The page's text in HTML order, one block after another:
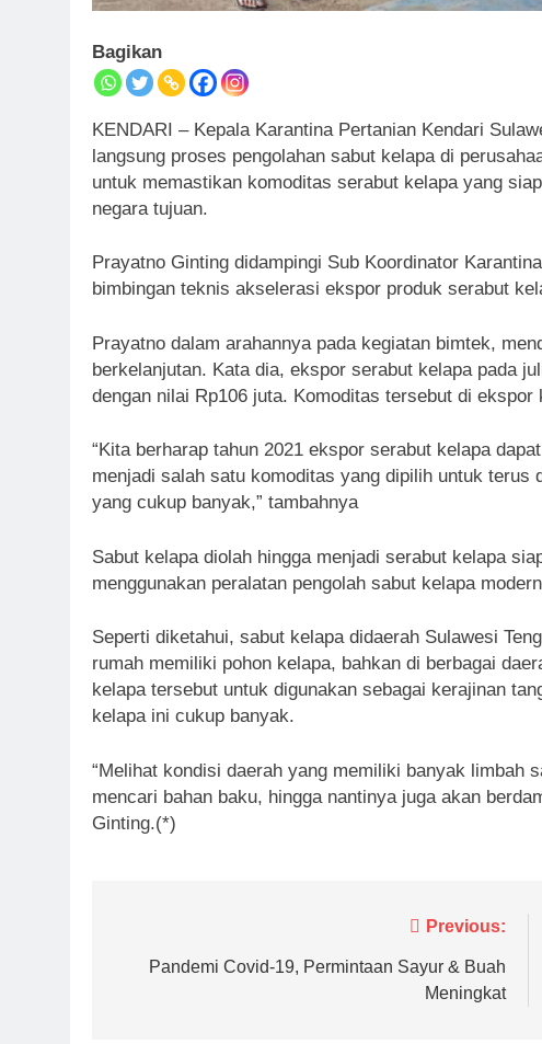
Bagikan
KENDARI – Kepala Karantina Pertanian Kendari
langsung proses pengolahan sabut kelapa di
untuk memastikan komoditas serabut kelapa yang
negara tujuan.
Prayatno Ginting didampingi Sub Koordinator
bimbingan teknis akselerasi ekspor produk serabut
Prayatno dalam arahannya pada kegiatan bimtek,
berkelanjutan. Kata dia, ekspor serabut kelapa pada
dengan nilai Rp106 juta. Komoditas tersebut di ekspor
“Kita berharap tahun 2021 ekspor serabut kelapa
menjadi salah satu komoditas yang dipilih untuk
yang cukup banyak,” tambahnya
Sabut kelapa diolah hingga menjadi serabut kelapa
menggunakan peralatan pengolah sabut kelapa modern
Seperti diketahui, sabut kelapa didaerah Sulawesi
rumah memiliki pohon kelapa, bahkan di berbagai
kelapa tersebut untuk digunakan sebagai kerajinan
kelapa ini cukup banyak.
“Melihat kondisi daerah yang memiliki banyak limbah
mencari bahan baku, hingga nantinya juga akan
Ginting.(*)
pos
Previous:
Pandemi Covid-19, Permintaan Sayur & Buah
Meningkat